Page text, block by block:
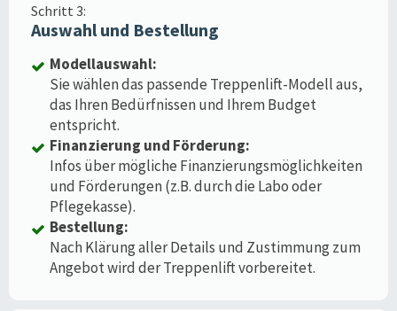
Schritt 3:
Auswahl und Bestellung
Modellauswahl:
Sie wählen das passende Treppenlift-Modell aus,
das Ihren Bedürfnissen und Ihrem Budget
entspricht.
Finanzierung und Förderung:
Infos über mögliche Finanzierungsmöglichkeiten
und Förderungen (z.B. durch die Labo oder
Pflegekasse).
Bestellung:
Nach Klärung aller Details und Zustimmung zum
Angebot wird der Treppenlift vorbereitet.